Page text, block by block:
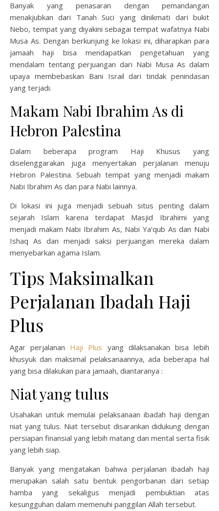
Banyak yang penasaran dengan pemandangan
menakjubkan dari Tanah Suci yang dinikmati dari bukit
Nebo, tempat yang diyakini sebagai tempat wafatnya Nabi
Musa As. Dengan berkunjung ke lokasi ini, diharapkan para
jamaah haji bisa mendapatkan pengetahuan yang
mendalam tentang perjuangan dari Nabi Musa As dalam
upaya membebaskan Bani Israil dari tindak penindasan
yang terjadi.
Makam Nabi Ibrahim As di
Hebron Palestina
Dalam beberapa program Haji Khusus yang
diselenggarakan juga menyertakan perjalanan menuju
Hebron Palestina. Sebuah tempat yang menjadi makam
Nabi Ibrahim As dan para Nabi lainnya.
Di lokasi ini juga menjadi sebuah situs penting dalam
sejarah Islam karena terdapat Masjid Ibrahimi yang
menjadi makam Nabi Ibrahim As, Nabi Ya’qub As dan Nabi
Ishaq As dan menjadi saksi perjuangan mereka dalam
menyebarkan agama Islam.
Tips Maksimalkan
Perjalanan Ibadah Haji
Plus
Agar perjalanan Haji Plus yang dilaksanakan bisa lebih
khusyuk dan maksimal pelaksanaannya, ada beberapa hal
yang bisa dilakukan para jamaah, diantaranya :
Niat yang tulus
Usahakan untuk memulai pelaksanaan ibadah haji dengan
niat yang tulus. Niat tersebut disarankan didukung dengan
persiapan finansial yang lebih matang dan mental serta fisik
yang lebih siap.
Banyak yang mengatakan bahwa perjalanan ibadah haji
merupakan salah satu bentuk pengorbanan dari setiap
hamba yang sekaligus menjadi pembuktian atas
kesungguhan dalam memenuhi panggilan Allah tersebut.